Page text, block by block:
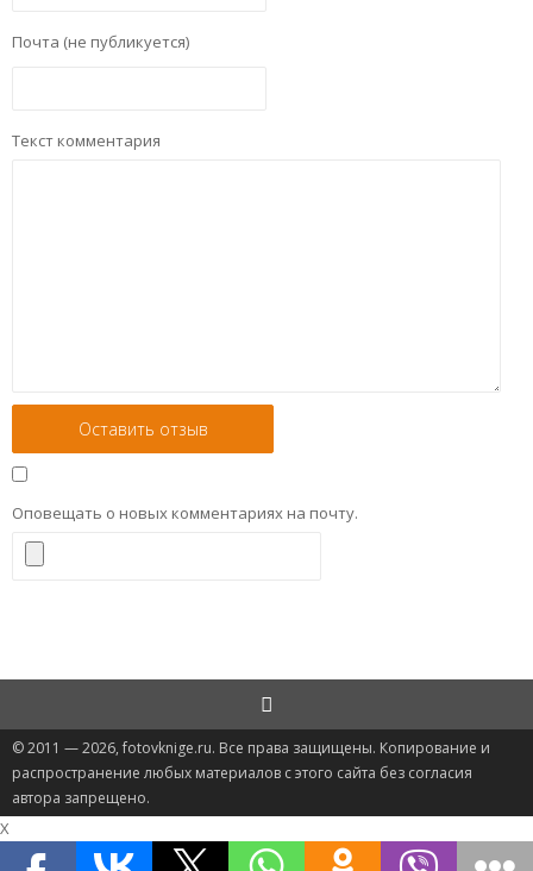
Почта (не публикуется)
Текст комментария
Оповещать о новых комментариях на почту.
© 2011 — 2026, fotovknige.ru. Все права защищены. Копирование и
распространение любых материалов с этого сайта без согласия
автора запрещено.
X